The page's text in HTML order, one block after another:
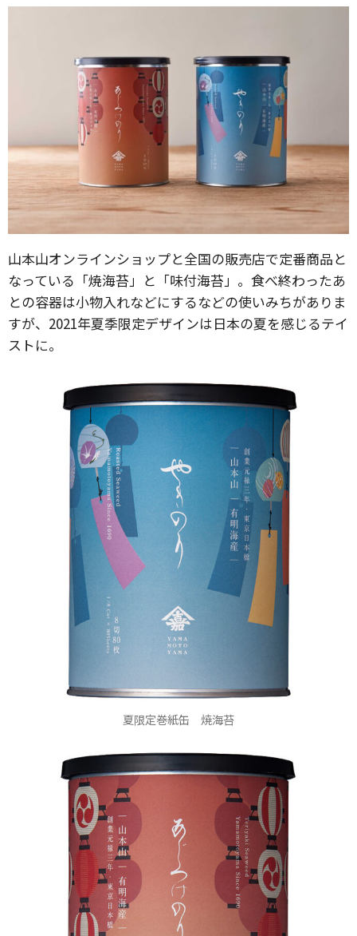
山本山オンラインショップと全国の販売店で定番商品と
なっている「焼海苔」と「味付海苔」。食べ終わったあ
との容器は小物入れなどにするなどの使いみちがありま
すが、2021年夏季限定デザインは日本の夏を感じるテイ
ストに。
夏限定巻紙缶 焼海苔